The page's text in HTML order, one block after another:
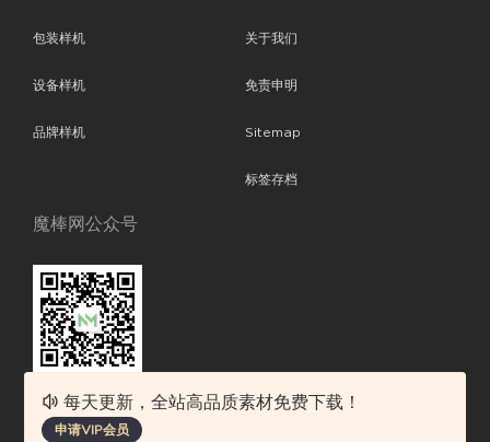
包装样机
设备样机
品牌样机
关于我们
免责申明
Sitemap
标签存档
魔棒网公众号
魔棒网提供优质设计模板下载，分享优秀的设计。素材包含了APP设计、
每天更新，全站高品质素材免费下载！
申请VIP会员